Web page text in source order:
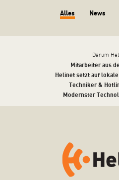
Alles News
Darum
Mitarbeiter aus
Helinet setzt auf
Techniker &
Modernster